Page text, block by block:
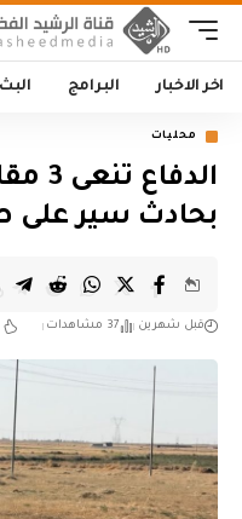
اخر الاخبار البرامج
محليات
بحادث سير على
قبل شهرين 37 مشاهدات